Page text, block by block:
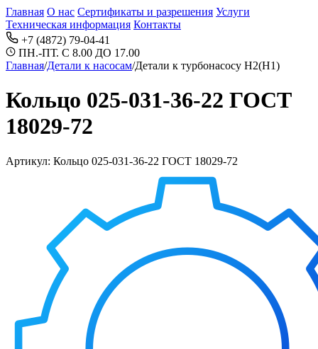
Главная О нас Сертификаты и разрешения Услуги
Техническая информация Контакты
+7 (4872) 79-04-41
ПН.-ПТ. С 8.00 ДО 17.00
Главная/Детали к насосам/Детали к турбонасосу Н2(Н1)
Кольцо 025-031-36-22 ГОСТ
18029-72
Артикул: Кольцо 025-031-36-22 ГОСТ 18029-72